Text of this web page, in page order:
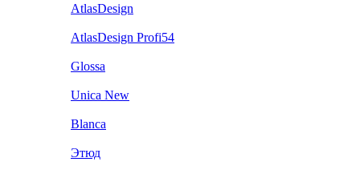
AtlasDesign
AtlasDesign Profi54
Glossa
Unica New
Blanca
Этюд